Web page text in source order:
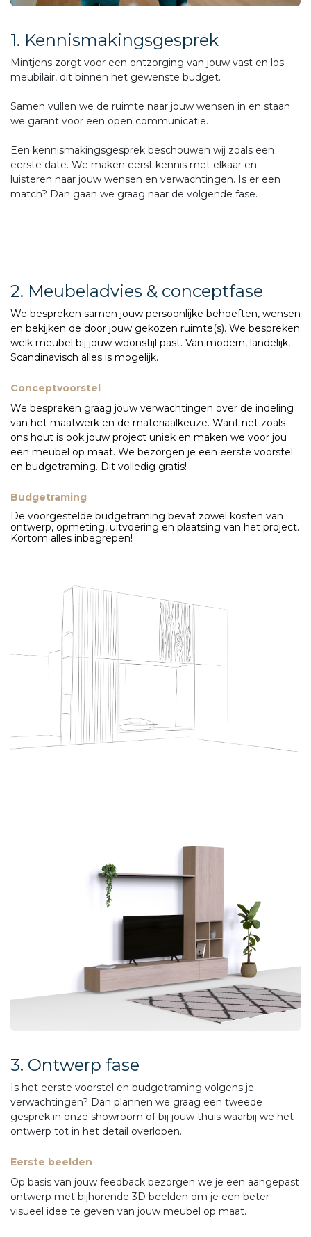
1. Kennismakingsgesprek
Mintjens zorgt voor een ontzorging van jouw vast en los
meubilair, dit binnen het gewenste budget.
Samen vullen we de ruimte naar jouw wensen in en staan
we garant voor een open communicatie.
Een kennismakingsgesprek beschouwen wij zoals een
eerste date. We maken eerst kennis met elkaar en
luisteren naar jouw wensen en verwachtingen. Is er een
match? Dan gaan we graag naar de volgende fase.
2. Meubeladvies & conceptfase
We bespreken samen jouw persoonlijke behoeften, wensen
en bekijken de door jouw gekozen ruimte(s). We bespreken
welk meubel bij jouw woonstijl past. Van modern, landelijk,
Scandinavisch alles is mogelijk.
Conceptvoorstel
We bespreken graag jouw verwachtingen over de indeling
van het maatwerk en de materiaalkeuze. Want net zoals
ons hout is ook jouw project uniek en maken we voor jou
een meubel op maat. We bezorgen je een eerste voorstel
en budgetraming. Dit volledig gratis!
Budgetraming
De voorgestelde budgetraming bevat zowel kosten van
ontwerp, opmeting, uitvoering en plaatsing van het project.
Kortom alles inbegrepen!
3. Ontwerp fase
Is het eerste voorstel en budgetraming volgens je
verwachtingen? Dan plannen we graag een tweede
gesprek in onze showroom of bij jouw thuis waarbij we het
ontwerp tot in het detail overlopen.
Eerste beelden
Op basis van jouw feedback bezorgen we je een aangepast
ontwerp met bijhorende 3D beelden om je een beter
visueel idee te geven van jouw meubel op maat.